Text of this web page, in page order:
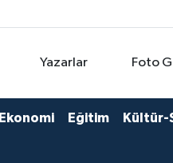
Yazarlar Foto
Ekonomi Eğitim Kültür-